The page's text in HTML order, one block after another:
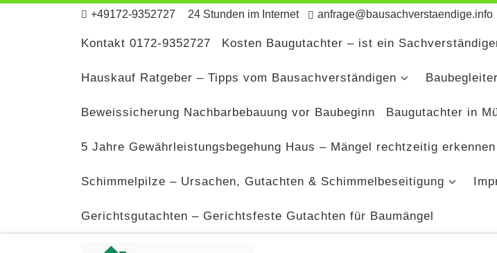
Zum Inhalt springen
+49172-9352727 24 Stunden im Internet anfrage@bausachverstaendige.info
Kontakt 0172-9352727 Kosten Baugutachter – ist ein
Hauskauf Ratgeber – Tipps vom Bausachverständigen
Beweissicherung Nachbarbebauung vor Baubeginn Baugutachter in
5 Jahre Gewährleistungsbegehung Haus – Mängel rechtzeitig erkennen
Schimmelpilze – Ursachen, Gutachten & Schimmelbeseitigung
Gerichtsgutachten – Gerichtsfeste Gutachten für Baumängel